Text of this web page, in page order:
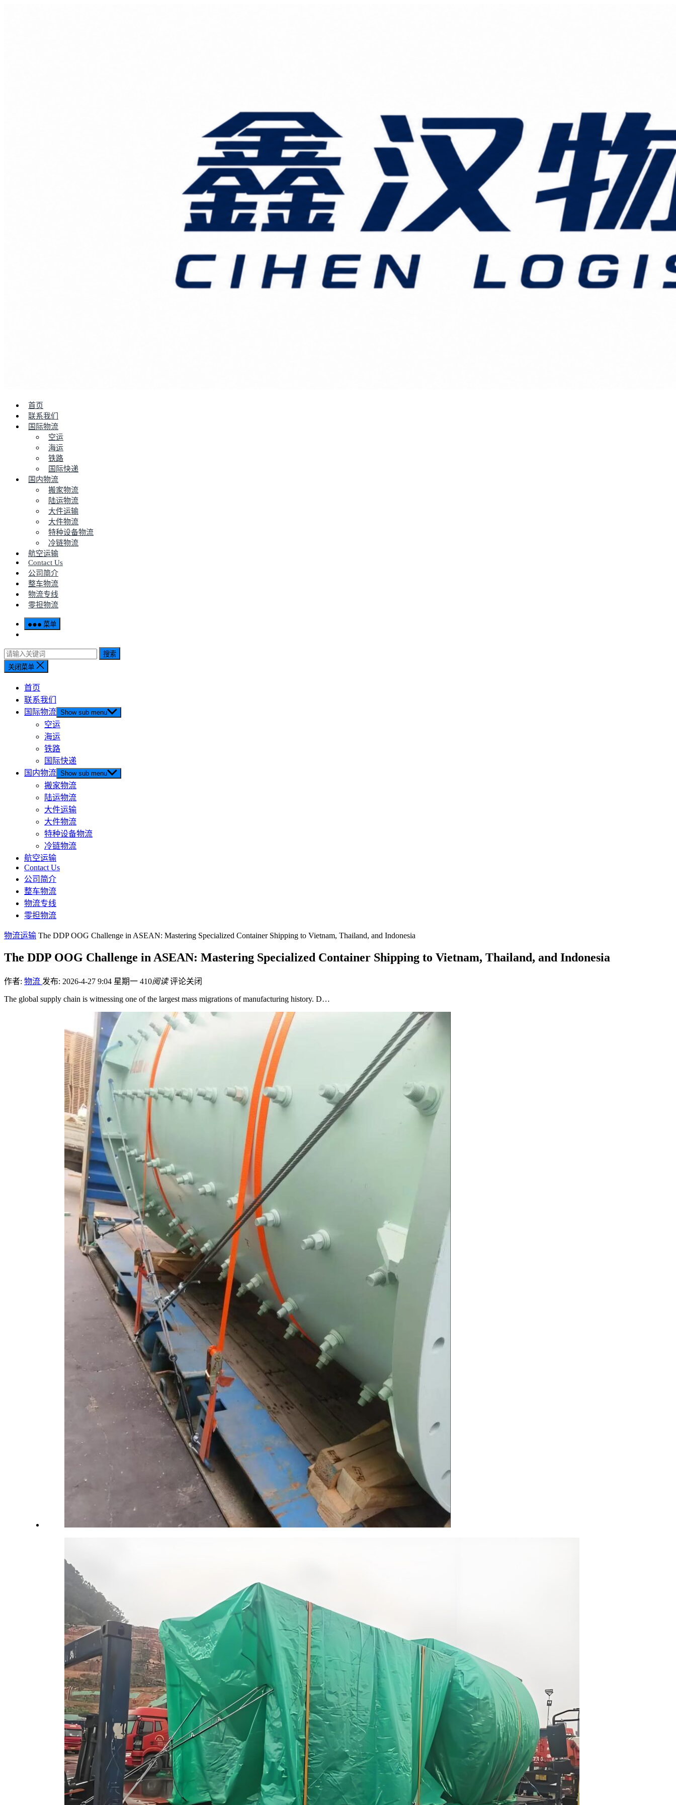
首页
联系我们
国际物流
空运
海运
铁路
国际快递
国内物流
搬家物流
陆运物流
大件运输
大件物流
特种设备物流
冷链物流
航空运输
Contact Us
公司简介
整车物流
物流专线
零担物流
菜单
搜索
关闭菜单
首页
联系我们
国际物流 Show sub menu
空运
海运
铁路
国际快递
国内物流 Show sub menu
搬家物流
陆运物流
大件运输
大件物流
特种设备物流
冷链物流
航空运输
Contact Us
公司简介
整车物流
物流专线
零担物流
物流运输 The DDP OOG Challenge in ASEAN: Mastering Specialized Container Shipping to Vietnam, Thailand, and Indonesia
The DDP OOG Challenge in ASEAN: Mastering Specialized Container Shipping to Vietnam, Thailand, and Indonesia
作者: 物流 发布: 2026-4-27 9:04 星期一 410阅读 评论关闭
The global supply chain is witnessing one of the largest mass migrations of manufacturing history. D…